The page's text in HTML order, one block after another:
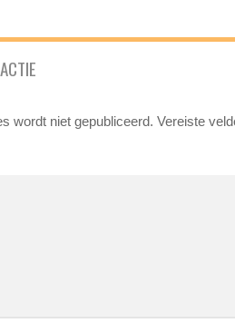
wordt niet gepubliceerd. Vereiste